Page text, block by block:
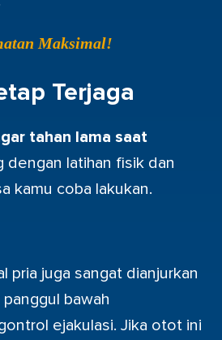
Maksimal!
Terjaga
tahan lama saat
dengan latihan fisik dan
kamu coba lakukan.
pria juga sangat dianjurkan
bawah
ejakulasi. Jika otot ini